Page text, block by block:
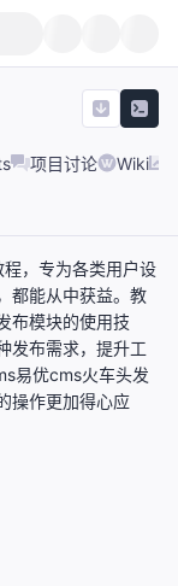
项目讨论 Wiki
，专为各类用户设
都能从中获益。教
布模块的使用技
发布需求，提升工
易优cms火车头发
操作更加得心应